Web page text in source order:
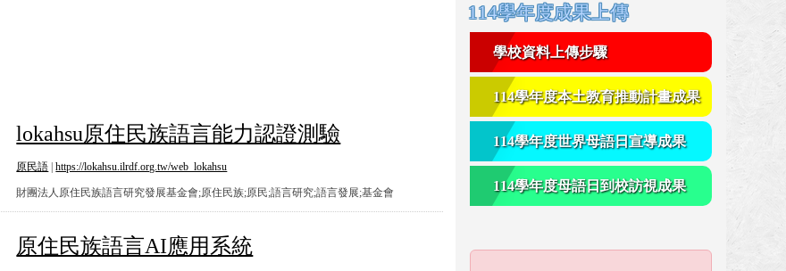
lokahsu原住民族語言能力認證測驗
lokahsu原住民族語言能力認證測驗
原民語 |https://lokahsu.ilrdf.org.tw/web_lokahsu
財團法人原住民族語言研究發展基金會;原住民族;原民;語言研究;語言發展;基金會
原住民族語言AI應用系統
原住民族語言AI應用系統
右邊區域內容
114學年度成果上傳
學校資料上傳步驟
114學年度本土教育推動計畫成果
114學年度世界母語日宣導成果
114學年度母語日到校訪視成果